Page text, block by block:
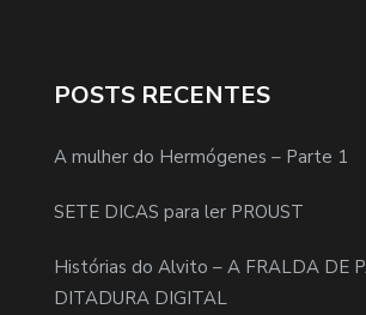
POSTS RECENTES
A mulher do Hermógenes – Parte 1
SETE DICAS para ler PROUST
Histórias do Alvito – A FRALDA DE
DITADURA DIGITAL